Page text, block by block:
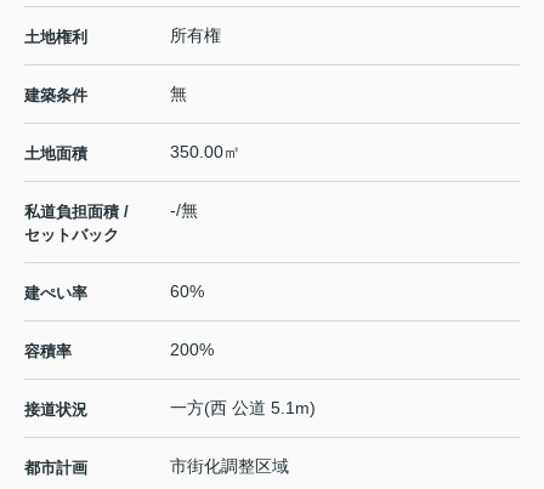
土地権利 所有権
建築条件 無
土地面積 350.00㎡
私道負担面積 /
セットバック
-/無
建ぺい率 60%
容積率 200%
接道状況 一方(西 公道 5.1m)
都市計画 市街化調整区域